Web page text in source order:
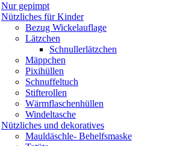
Nur gepimpt
Nützliches für Kinder
Bezug Wickelauflage
Lätzchen
Schnullerlätzchen
Mäppchen
Pixihüllen
Schnuffeltuch
Stifterollen
Wärmflaschenhüllen
Windeltasche
Nützliches und dekoratives
Mauldäschle- Behelfsmaske